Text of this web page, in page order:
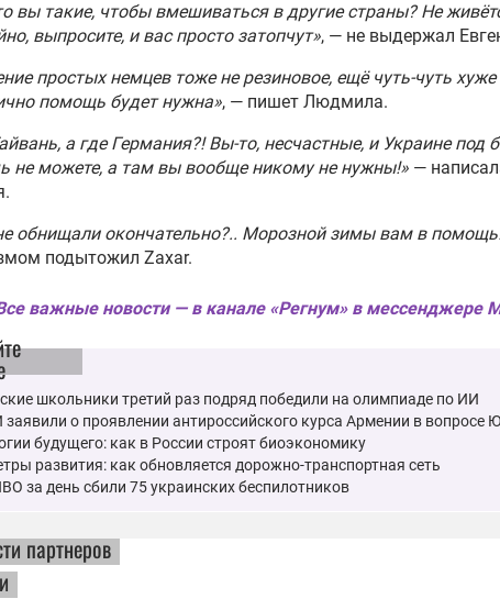
вы такие, чтобы вмешиваться в другие страны? Не
выпросите, и вас просто затопчут», — не выдержал
простых немцев тоже не резиновое, ещё чуть-чуть хуже
помощь будет нужна», — пишет Людмила.
а где Германия?! Вы-то, несчастные, и Украине под
не можете, а там вы вообще никому не нужны!» —
обнищали окончательно?.. Морозной зимы вам в
подытожил Zaxar.
важные новости — в канале «Регнум» в мессенджере
школьники третий раз подряд победили на олимпиаде по ИИ
о проявлении антироссийского курса Армении в
будущего: как в России строят биоэкономику
развития: как обновляется дорожно-транспортная сеть
за день сбили 75 украинских беспилотников
партнеров